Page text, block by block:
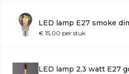
LED lamp E27 smoke
€ 15,00 per stuk
LED lamp 2,3 watt E27